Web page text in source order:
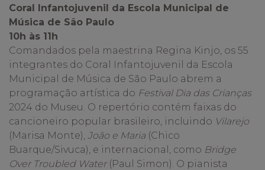
Coral Infantojuvenil da Escola Municipal de
Música de São Paulo
10h às 11h
Comandados pela maestrina Regina Kinjo, os 55
integrantes do Coral Infantojuvenil da Escola
Municipal de Música de São Paulo abrem a
programação artística do Festival Dia das Crianças
2024 do Museu. O repertório contém faixas do
cancioneiro popular brasileiro, incluindo Vilarejo
(Marisa Monte), João e Maria (Chico
Buarque/Sivuca), e internacional, como Bridge
Over Troubled Water(Paul Simon). O pianista